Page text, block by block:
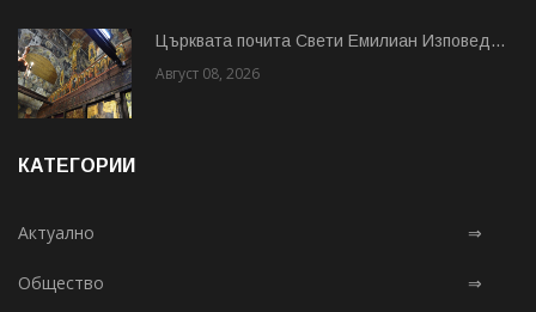
Църквата почита Свeти Емилиан Изповед...
Август 08, 2026
КАТЕГОРИИ
Актуално ⇒
Общество ⇒